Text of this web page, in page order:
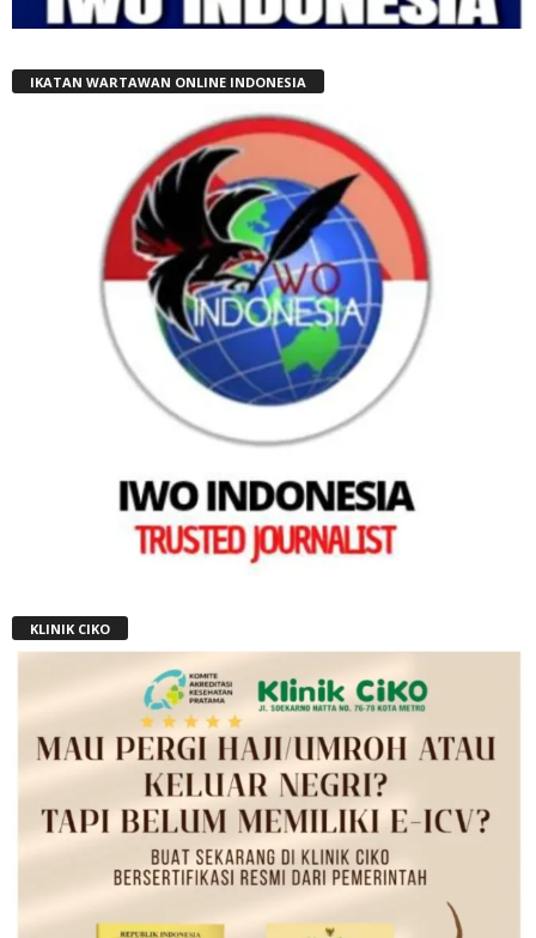
IKATAN WARTAWAN ONLINE INDONESIA
KLINIK CIKO